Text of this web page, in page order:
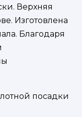
Верхняя
Изготовлена
Благодаря
посадки